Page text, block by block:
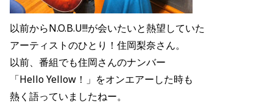
以前からN.O.B.U!!!が会いたいと熱望していた
アーティストのひとり！住岡梨奈さん。
以前、番組でも住岡さんのナンバー
「Hello Yellow！」をオンエアーした時も
熱く語っていましたねー。